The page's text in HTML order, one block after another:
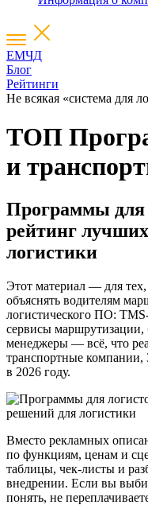
ЕМЧД
Блог
Рейтинги
Не всякая «система для
ТОП
и
Программы для
рейтинг
логистики
Этот материал — для тех,
объяснять водителям
логистического ПО:
сервисы маршрутизации,
менеджеры — всё, что
транспортные компании,
в 2026 году.
Вместо рекламных
по функциям, ценам и
таблицы, чек-листы и
внедрении. Если вы
понять, не